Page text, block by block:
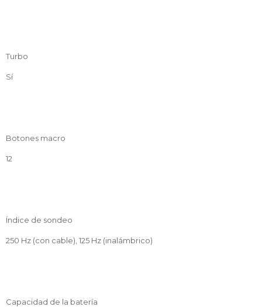
Turbo
Sí
Botones macro
12
Índice de sondeo
250 Hz (con cable), 125 Hz (inalámbrico)
Capacidad de la batería